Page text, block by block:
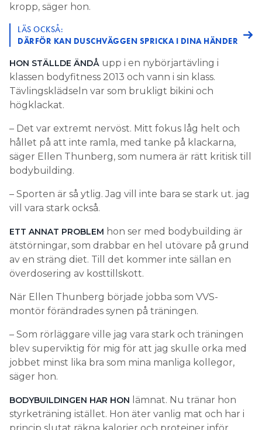
kropp, säger hon.
LÄS OCKSÅ:
DÄRFÖR KAN DUSCHVÄGGEN SPRICKA I DINA HÄNDER
HON STÄLLDE ÄNDÅ upp i en nybörjar­tävling i
klassen bodyfitness 2013 och vann i sin klass.
Tävlingsklädseln var som brukligt bikini och
högklackat.
– Det var extremt nervöst. Mitt fokus låg helt och
hållet på att inte ramla, med tanke på klackarna,
säger Ellen Thunberg, som numera är rätt kritisk till
bodybuilding.
– Sporten är så ytlig. Jag vill inte bara se stark ut. jag
vill vara stark också.
ETT ANNAT PROBLEM hon ser med bodybuilding är
ätstörningar, som drabbar en hel utövare på grund
av en sträng diet. Till det kommer inte sällan en
överdosering av kosttillskott.
När Ellen Thunberg började jobba som VVS-
montör förändrades synen på träningen.
– Som rörläggare ville jag vara stark och träningen
blev superviktig för mig för att jag skulle orka med
jobbet minst lika bra som mina manliga kollegor,
säger hon.
BODYBUILDINGEN HAR HON lämnat. Nu tränar hon
styrketräning istället. Hon äter vanlig mat och har i
princip slutat räkna kalorier och proteiner inför